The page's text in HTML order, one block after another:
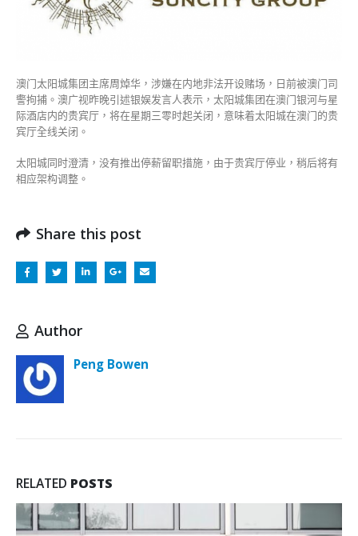
门
线
关
闭〉
中
澳门太阳城集团主席周焯华，涉嫌在内地非法开设赌场，日前被澳门司
警拘捕。澳广视昨晚引述银娱发言人表示，太阳城集团在澳门银河与星
际酒店内的贵宾厅，将在星期三零时起关闭，意味着太阳城在澳门的贵
宾厅全线关闭。
太阳城同时澄清，没有推出停薪留职措施，由于贵宾厅停业，稍后将有
相应架构调整。
Share this post
Author
Peng Bowen
RELATED POSTS